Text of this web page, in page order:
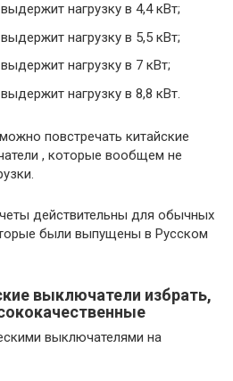
нагрузку в 4,4 кВт;
нагрузку в 5,5 кВт;
нагрузку в 7 кВт;
нагрузку в 8,8 кВт.
повстречать китайские
, которые вообщем не
действительны для обычных
были выпущены в Русском
выключатели избрать,
выключателями на